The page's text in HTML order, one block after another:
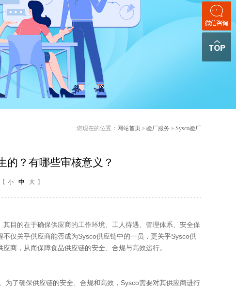
您现在的位置： 网站首页 » 验厂服务 » Sysco验厂
的？有哪些审核意义？
【 小 中 大 】
的在于确保供应商的工作环境、工人待遇、管理体系、安全保
仅关乎供应商能否成为Sysco供应链中的一员，更关乎Sysco供
商，从而保障食品供应链的安全、合规与高效运行。
了确保供应链的安全、合规和高效，Sysco需要对其供应商进行